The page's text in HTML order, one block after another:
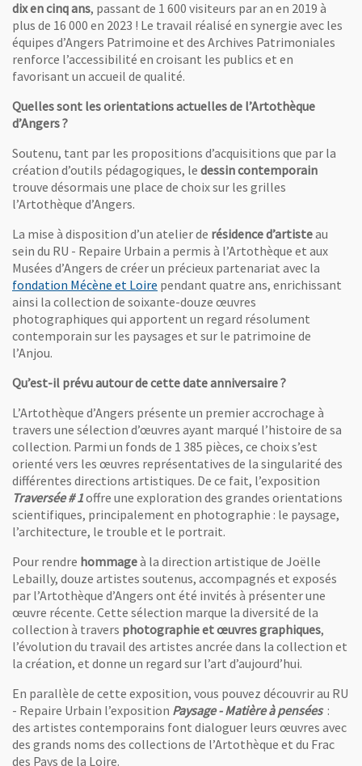
dix en cinq ans, passant de 1 600 visiteurs par an en 2019 à
plus de 16 000 en 2023 ! Le travail réalisé en synergie avec les
équipes d’Angers Patrimoine et des Archives Patrimoniales
renforce l’accessibilité en croisant les publics et en
favorisant un accueil de qualité.
Quelles sont les orientations actuelles de l’Artothèque
d’Angers ?
Soutenu, tant par les propositions d’acquisitions que par la
création d’outils pédagogiques, le dessin contemporain
trouve désormais une place de choix sur les grilles
l’Artothèque d’Angers.
La mise à disposition d’un atelier de résidence d’artisteau
sein du RU - Repaire Urbain a permis à l’Artothèque et aux
Musées d’Angers de créer un précieux partenariat avec la
fondation Mécène et Loire , Ouvre une nouvelle fenêtre
pendant quatre ans, enrichissant
ainsi la collection de soixante-douze œuvres
photographiques qui apportent un regard résolument
contemporain sur les paysages et sur le patrimoine de
l’Anjou.
Qu’est-il prévu autour de cette date anniversaire ?
L’Artothèque d’Angers présente un premier accrochage à
travers une sélection d’œuvres ayant marqué l’histoire de sa
collection. Parmi un fonds de 1 385 pièces, ce choix s’est
orienté vers les œuvres représentatives de la singularité des
différentes directions artistiques. De ce fait, l’exposition
Traversée # 1offre une exploration des grandes orientations
scientifiques, principalement en photographie : le paysage,
l’architecture, le trouble et le portrait.
Pour rendre hommageà la direction artistique de Joëlle
Lebailly, douze artistes soutenus, accompagnés et exposés
par l’Artothèque d’Angers ont été invités à présenter une
œuvre récente. Cette sélection marque la diversité de la
collection à travers photographie et œuvres graphiques,
l’évolution du travail des artistes ancrée dans la collection et
la création, et donne un regard sur l’art d’aujourd’hui.
En parallèle de cette exposition, vous pouvez découvrir au RU
- Repaire Urbain l’exposition Paysage - Matière à pensées:
des artistes contemporains font dialoguer leurs œuvres avec
des grands noms des collections de l’Artothèque et du Frac
des Pays de la Loire.